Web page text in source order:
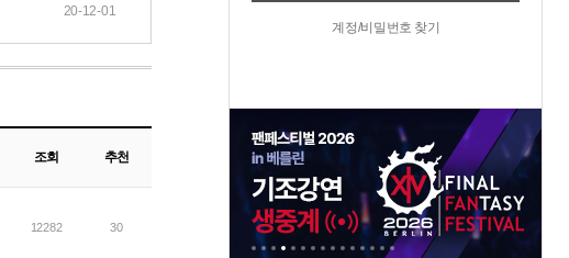
20-12-01
조회 추천
12282 30
계정/비밀번호 찾기